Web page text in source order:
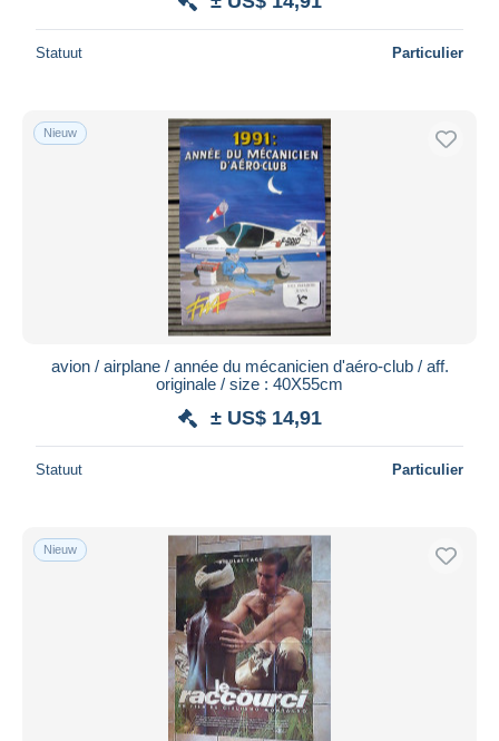
Statuut Particulier
Nieuw
avion / airplane / année du mécanicien d'aéro-club / aff.
originale / size : 40X55cm
± US$ 14,91
Statuut Particulier
Nieuw